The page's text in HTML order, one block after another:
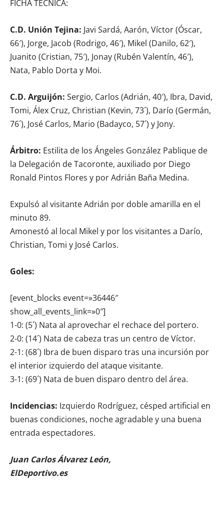
FICHA TÉCNICA:
C.D. Unión Tejina: Javi Sardá, Aarón, Víctor (Óscar,
66′), Jorge, Jacob (Rodrigo, 46′), Mikel (Danilo, 62′),
Juanito (Cristian, 75′), Jonay (Rubén Valentín, 46′),
Nata, Pablo Dorta y Moi.
C.D. Arguijón: Sergio, Carlos (Adrián, 40′), Ibra, David,
Tomi, Álex Cruz, Christian (Kevin, 73´), Darío (Germán,
76´), José Carlos, Mario (Badayco, 57´) y Jony.
Árbitro: Estilita de los Ángeles González Pablique de
la Delegación de Tacoronte, auxiliado por Diego
Ronald Pintos Flores y por Adrián Baña Medina.
Expulsó al visitante Adrián por doble amarilla en el
minuto 89.
Amonestó al local Mikel y por los visitantes a Darío,
Christian, Tomi y José Carlos.
Goles:
[event_blocks event=»36446″
show_all_events_link=»0″]
1-0: (5´) Nata al aprovechar el rechace del portero.
2-0: (14´) Nata de cabeza tras un centro de Víctor.
2-1: (68´) Ibra de buen disparo tras una incursión por
el interior izquierdo del ataque visitante.
3-1: (69´) Nata de buen disparo dentro del área.
Incidencias: Izquierdo Rodríguez, césped artificial en
buenas condiciones, noche agradable y una buena
entrada espectadores.
Juan Carlos Álvarez León,
ElDeportivo.es